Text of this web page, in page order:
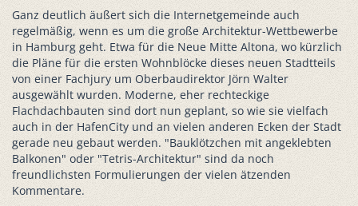
Ganz deutlich äußert sich die Internetgemeinde auch
regelmäßig, wenn es um die große Architektur-Wettbewerbe
in Hamburg geht. Etwa für die Neue Mitte Altona, wo kürzlich
die Pläne für die ersten Wohnblöcke dieses neuen Stadtteils
von einer Fachjury um Oberbaudirektor Jörn Walter
ausgewählt wurden. Moderne, eher rechteckige
Flachdachbauten sind dort nun geplant, so wie sie vielfach
auch in der HafenCity und an vielen anderen Ecken der Stadt
gerade neu gebaut werden. "Bauklötzchen mit angeklebten
Balkonen" oder "Tetris-Architektur" sind da noch
freundlichsten Formulierungen der vielen ätzenden
Kommentare.